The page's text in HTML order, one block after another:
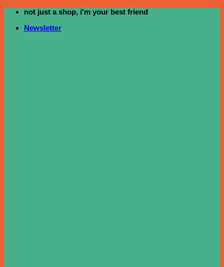
ข้าม
not just a shop, i'm your best friend
Newsletter